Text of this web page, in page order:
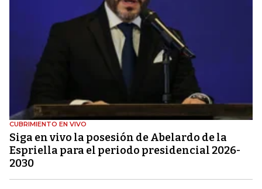
CUBRIMIENTO EN VIVO
Siga en vivo la posesión de Abelardo de la
Espriella para el periodo presidencial 2026-
2030